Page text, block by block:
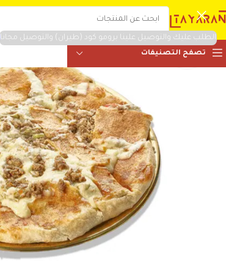
الطلب عليك والتوصيل علينا برومو كود (طيران) والتوصيل مجانا
تصفح التصنيفات